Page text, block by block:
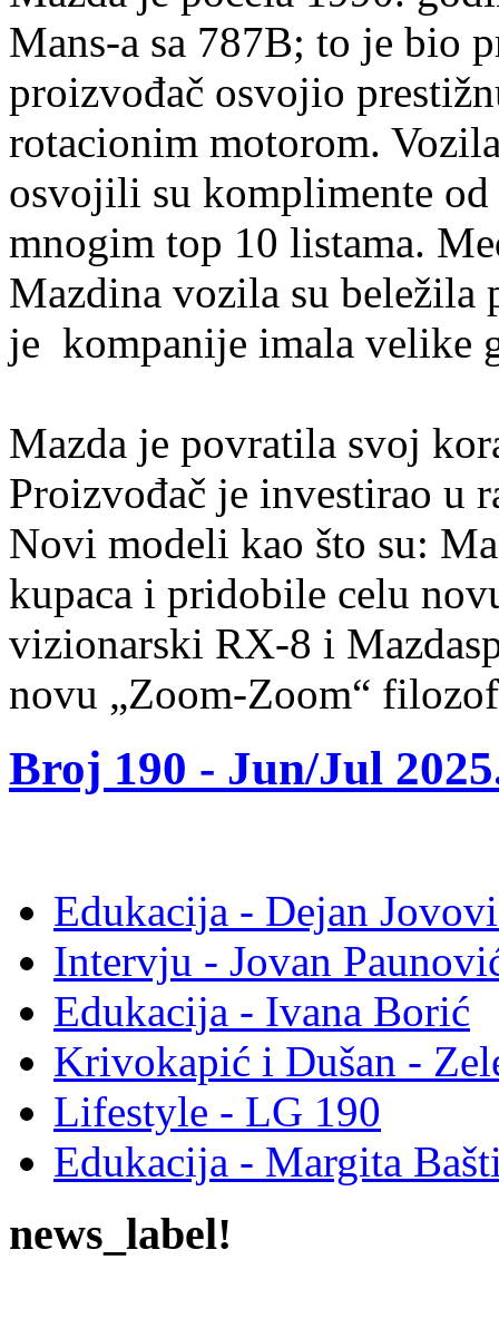
Mans-a sa 787B; to je bio
proizvođač osvojio
rotacionim motorom.
osvojili su komplimente od
mnogim top 10 listama.
Mazdina vozila su beležila
je kompanije imala velike
Mazda je povratila svoj
Proizvođač je investirao u
Novi modeli kao što su:
kupaca i pridobile celu
vizionarski RX-8 i
novu „Zoom-Zoom“
Broj 190 - Jun/Jul
Edukacija - Dejan
Intervju - Jovan
Edukacija - Ivana Borić
Krivokapić i Dušan -
Lifestyle - LG 190
Edukacija - Margita
news_label!